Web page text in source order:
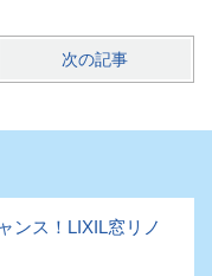
次の記事
ンス！LIXIL窓リノ